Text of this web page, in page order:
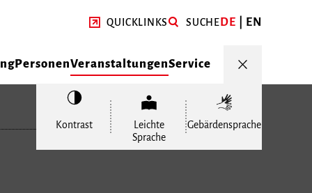
QUICKLINKS SUCHEDE EN
PersonenVeranstaltungenService
Kontrast
Leichte
Sprache
Gebärdensprache